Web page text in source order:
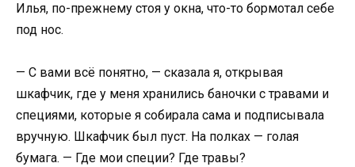
Илья, по-прежнему стоя у окна, что-то бормотал себе
под нос.
— С вами всё понятно, — сказала я, открывая
шкафчик, где у меня хранились баночки с травами и
специями, которые я собирала сама и подписывала
вручную. Шкафчик был пуст. На полках — голая
бумага. — Где мои специи? Где травы?